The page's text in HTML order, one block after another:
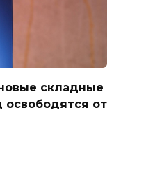
складные
от